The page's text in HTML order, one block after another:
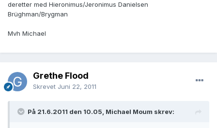
deretter med Hieronimus/Jeronimus Danielsen
Brüghman/Brygman
Mvh Michael
Grethe Flood
Skrevet Juni 22, 2011
På 21.6.2011 den 10.05, Michael Moum skrev: